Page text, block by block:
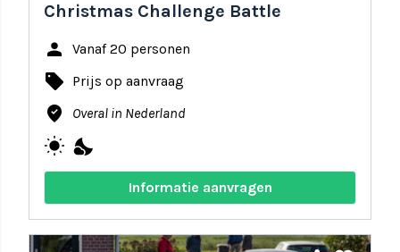
Christmas Challenge Battle
person Vanaf 20 personen
local_offer Prijs op aanvraag
where_to_vote Overal in Nederland
wb_sunny nights_stay
Informatie aanvragen